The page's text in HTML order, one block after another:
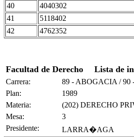
40 4040302
41 5118402
42 4762352
Facultad de Derecho Lista de
Carrera:
89 - ABOGACIA / 90
Plan:
1989
Materia:
(202) DERECHO
Mesa:
3
Presidente:
LARRA�AGA